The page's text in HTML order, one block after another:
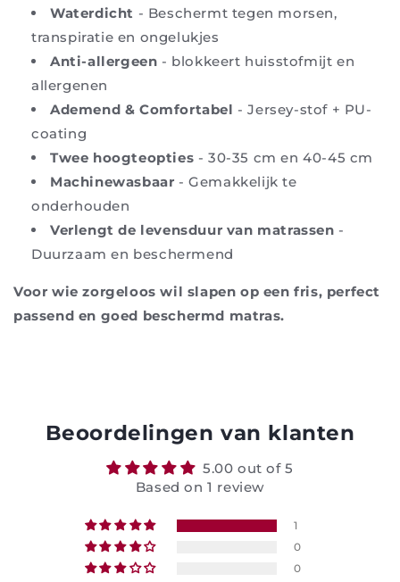
Waterdicht - Beschermt tegen morsen,
transpiratie en ongelukjes
Anti-allergeen - blokkeert huisstofmijt en
allergenen
Ademend & Comfortabel - Jersey-stof + PU-
coating
Twee hoogteopties - 30-35 cm en 40-45 cm
Machinewasbaar - Gemakkelijk te
onderhouden
Verlengt de levensduur van matrassen -
Duurzaam en beschermend
Voor wie zorgeloos wil slapen op een fris, perfect
passend en goed beschermd matras.
Beoordelingen van klanten
5.00 out of 5
Based on 1 review
1
0
0